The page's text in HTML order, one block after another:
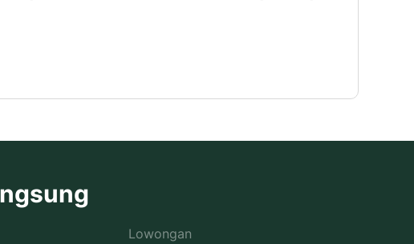
policy perusahaan.
Lowongan